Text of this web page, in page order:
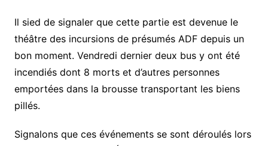
Il sied de signaler que cette partie est devenue le
théâtre des incursions de présumés ADF depuis un
bon moment. Vendredi dernier deux bus y ont été
incendiés dont 8 morts et d’autres personnes
emportées dans la brousse transportant les biens
pillés.
Signalons que ces événements se sont déroulés lors